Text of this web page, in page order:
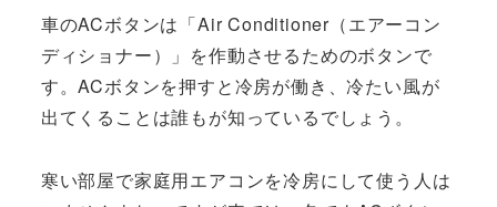
車のACボタンは「Air Conditioner（エアーコン
ディショナー）」を作動させるためのボタンで
す。ACボタンを押すと冷房が働き、冷たい風が
出てくることは誰もが知っているでしょう。
寒い部屋で家庭用エアコンを冷房にして使う人は